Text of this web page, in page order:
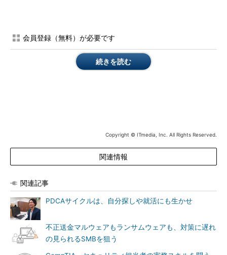
インシデント対応チームのメンバーは、実際にセキュリティ事
るだけでなく、ゲームを通じて、自社のセキュリティ対策の課題
を明確化できるという。この課題を解決することで、有事の際の
ボードゲームの実物写真（出典：プレスリリース）
ボードゲームは、トレンドマイクロの
会員登録（無料）が必要です
続きを読む
Copyright © ITmedia, Inc. All Rights Reserved.
関連情報
関連記事
PDCAサイクルは、自分探しや就活にも生かせ
不正送金マルウェアもランサムウェアも、対策に遅れ
の見られるSMBを狙う